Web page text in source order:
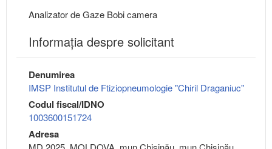
Analizator de Gaze Bobi camera
Informaţia despre solicitant
Denumirea
IMSP Institutul de Ftiziopneumologie "Chiril Draganiuc"
Codul fiscal/IDNO
1003600151724
Adresa